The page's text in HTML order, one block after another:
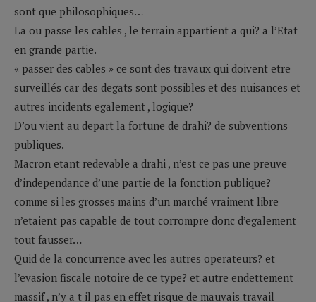
sont que philosophiques…
La ou passe les cables , le terrain appartient a qui? a l’Etat
en grande partie.
« passer des cables » ce sont des travaux qui doivent etre
surveillés car des degats sont possibles et des nuisances et
autres incidents egalement , logique?
D’ou vient au depart la fortune de drahi? de subventions
publiques.
Macron etant redevable a drahi , n’est ce pas une preuve
d’independance d’une partie de la fonction publique?
comme si les grosses mains d’un marché vraiment libre
n’etaient pas capable de tout corrompre donc d’egalement
tout fausser…
Quid de la concurrence avec les autres operateurs? et
l’evasion fiscale notoire de ce type? et autre endettement
massif , n’y a t il pas en effet risque de mauvais travail